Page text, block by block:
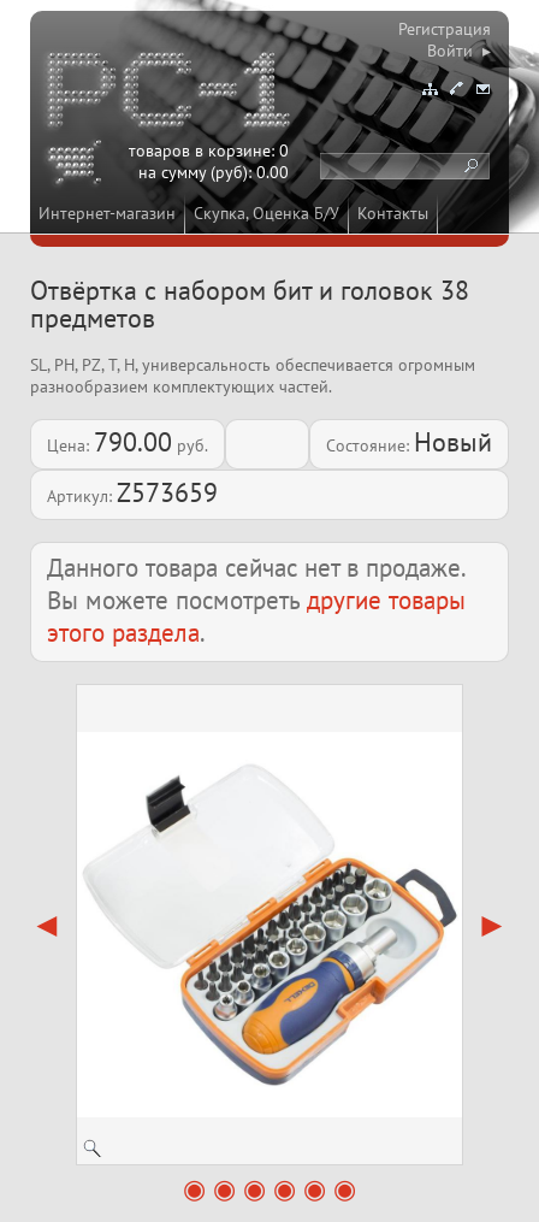
Интернет-магазин Скупка, Оценка Б/У Контакты
товаров в корзине:0
на сумму (руб):0.00
Регистрация
Войти ▸
Отвёртка с набором бит и головок 38
предметов
SL, PH, PZ, T, H, универсальность обеспечивается огромным
разнообразием комплектующих частей.
Цена: 790.00 руб. Состояние: Новый
Артикул: Z573659
Данного товара сейчас нет в продаже.
Вы можете посмотреть другие товары
этого раздела.